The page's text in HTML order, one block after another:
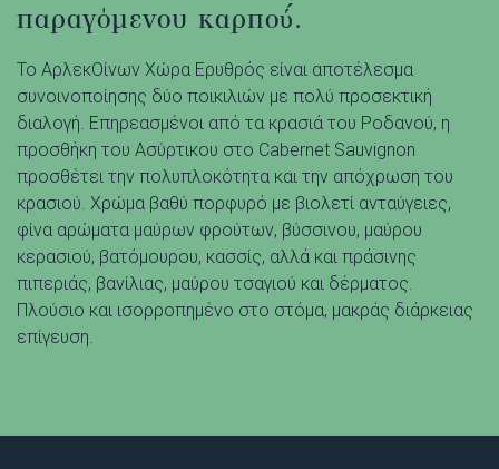
παραγόμενου καρπού́.
Το ΑρλεκΟίνων Χώρα Ερυθρός είναι αποτέλεσμα
συνοινοποίησης δύο ποικιλιών με πολύ προσεκτική
διαλογή. Επηρεασμένοι από τα κρασιά του Ροδανού, η
προσθήκη του Ασύρτικου στο Cabernet Sauvignon
προσθέτει την πολυπλοκότητα και την απόχρωση του
κρασιού. Χρώμα βαθύ πορφυρό με βιολετί ανταύγειες,
φίνα αρώματα μαύρων φρούτων, βύσσινου, μαύρου
κερασιού, βατόμουρου, κασσίς, αλλά και πράσινης
πιπεριάς, βανίλιας, μαύρου τσαγιού και δέρματος.
Πλούσιο και ισορροπημένο στο στόμα, μακράς διάρκειας
επίγευση.